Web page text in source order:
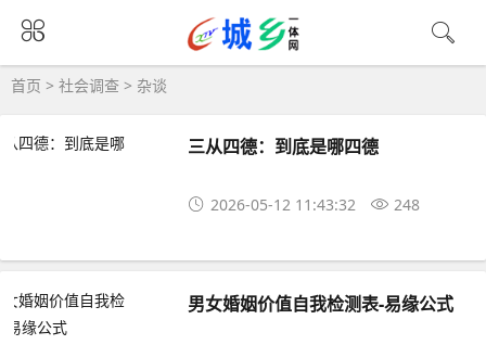
首页 > 社会调查 > 杂谈
三从四德：到底是哪四德
2026-05-12 11:43:32 248
男女婚姻价值自我检测表-易缘公式